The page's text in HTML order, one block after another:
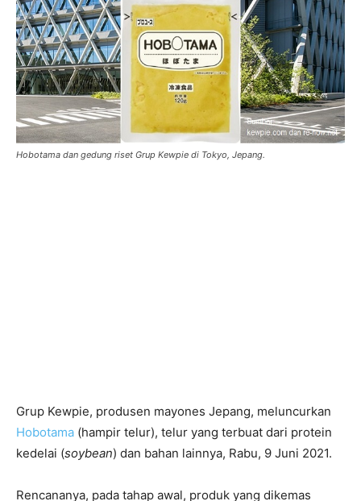
Hobotama dan gedung riset Grup Kewpie di Tokyo, Jepang.
Grup Kewpie, produsen mayones Jepang, meluncurkan
Hobotama (hampir telur), telur yang terbuat dari protein
kedelai (soybean) dan bahan lainnya, Rabu, 9 Juni 2021.
Rencananya, pada tahap awal, produk yang dikemas